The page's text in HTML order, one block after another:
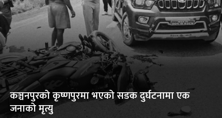
कञ्चनपुरको कृष्णपुरमा भएको सडक दुर्घटनामा एक
जनाको मृत्यु